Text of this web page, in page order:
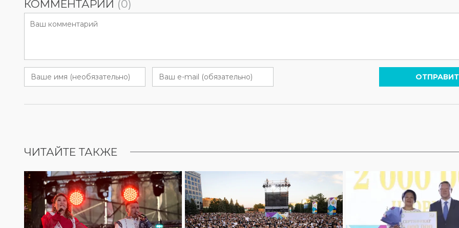
КОММЕНТАРИИ (0)
ЧИТАЙТЕ ТАКЖЕ